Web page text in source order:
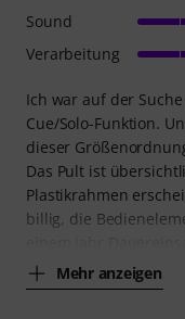
Ich war auf der
Cue/Solo-Funktion.
dieser
Das Pult ist
Plastikrahmen
billig, die
Mehr anzeigen
Sound
Verarbeitung